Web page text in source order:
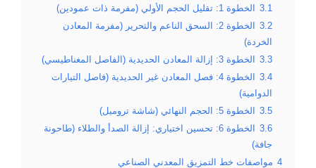
3.1
الخطوة 1: تقليل الحجم الأولي (مفرمة ذات عمودين)
3.2
الخطوة 2: السحق الناعم والتحرير (مفرمة المعادن
الخردة)
3.3
الخطوة 3: إزالة المعادن الحديدية (الفاصل المغناطيسي)
3.4
الخطوة 4: فصل المعادن غير الحديدية (فاصل التيارات
الدوامية)
3.5
الخطوة 5: الحجم النهائي (شاشة تروميل)
3.6
الخطوة 6: تحسين اختياري: إزالة الصدأ والطلاء (طاحونة
جافة)
4 مواصفات خط التمزيق المعدني الصناعي